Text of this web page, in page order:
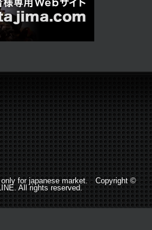
only for japanese market. Copyright ©
All rights reserved.